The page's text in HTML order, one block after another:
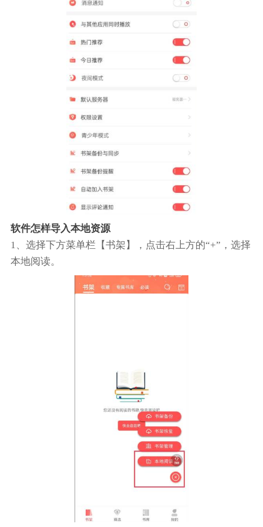
软件怎样导入本地资源
1、选择下方菜单栏【书架】，点击右上方的“+”，选择
本地阅读。